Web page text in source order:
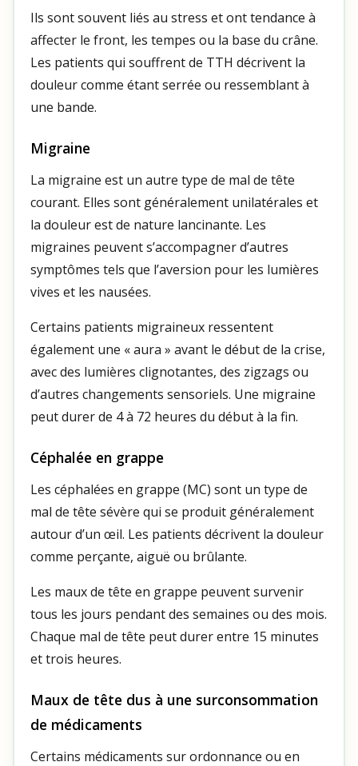
Ils sont souvent liés au stress et ont tendance à
affecter le front, les tempes ou la base du crâne.
Les patients qui souffrent de TTH décrivent la
douleur comme étant serrée ou ressemblant à
une bande.
Migraine
La migraine est un autre type de mal de tête
courant. Elles sont généralement unilatérales et
la douleur est de nature lancinante. Les
migraines peuvent s’accompagner d’autres
symptômes tels que l’aversion pour les lumières
vives et les nausées.
Certains patients migraineux ressentent
également une « aura » avant le début de la crise,
avec des lumières clignotantes, des zigzags ou
d’autres changements sensoriels. Une migraine
peut durer de 4 à 72 heures du début à la fin.
Céphalée en grappe
Les céphalées en grappe (MC) sont un type de
mal de tête sévère qui se produit généralement
autour d’un œil. Les patients décrivent la douleur
comme perçante, aiguë ou brûlante.
Les maux de tête en grappe peuvent survenir
tous les jours pendant des semaines ou des mois.
Chaque mal de tête peut durer entre 15 minutes
et trois heures.
Maux de tête dus à une surconsommation
de médicaments
Certains médicaments sur ordonnance ou en